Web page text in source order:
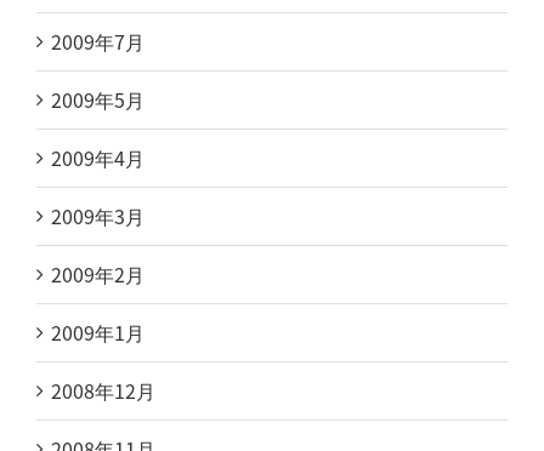
2009年7月
2009年5月
2009年4月
2009年3月
2009年2月
2009年1月
2008年12月